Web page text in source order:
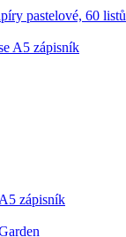
pastelové, 60 listů
zápisník